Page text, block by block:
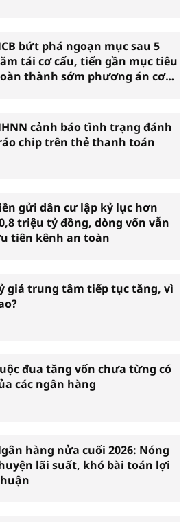
bứt phá ngoạn mục sau 5
tái cơ cấu, tiến gần mục tiêu
thành sớm phương án cơ
cảnh báo tình trạng đánh
chip trên thẻ thanh toán
gửi dân cư lập kỷ lục hơn
triệu tỷ đồng, dòng vốn vẫn
tiên kênh an toàn
giá trung tâm tiếp tục tăng, vì
đua tăng vốn chưa từng có
các ngân hàng
hàng nửa cuối 2026: Nóng
lãi suất, khó bài toán lợi